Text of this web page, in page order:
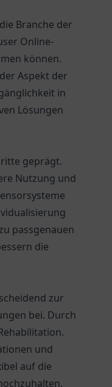
Branche der
Online-
können.
Aspekt der
in
Lösungen
geprägt.
Nutzung und
passgenauen
die
zur
bei. Durch
und
auf die